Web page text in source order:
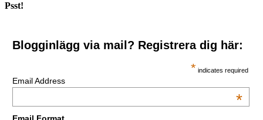
Psst!
Blogginlägg via mail? Registrera dig här:
* indicates required
Email Address
*